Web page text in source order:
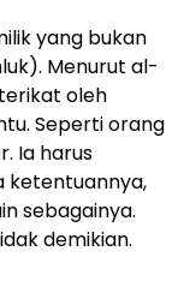
yang bukan
Menurut al-
oleh
Seperti orang
Ia harus
ketentuannya,
sebagainya.
demikian.